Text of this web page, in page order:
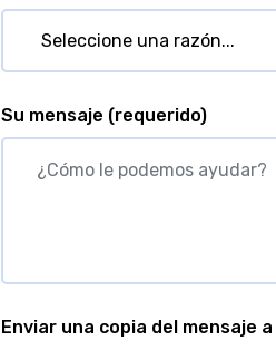
Su mensaje (requerido)
Enviar una copia del mensaje